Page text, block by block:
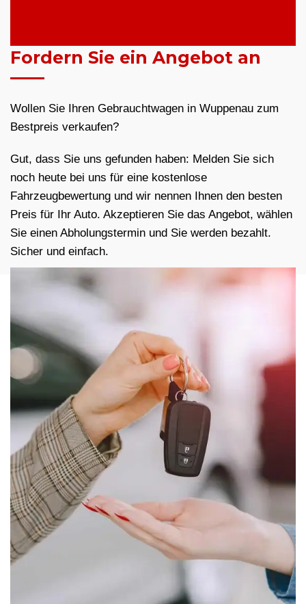
Fordern Sie ein Angebot an
Wollen Sie Ihren Gebrauchtwagen in Wuppenau zum
Bestpreis verkaufen?
Gut, dass Sie uns gefunden haben: Melden Sie sich
noch heute bei uns für eine kostenlose
Fahrzeugbewertung und wir nennen Ihnen den besten
Preis für Ihr Auto. Akzeptieren Sie das Angebot, wählen
Sie einen Abholungstermin und Sie werden bezahlt.
Sicher und einfach.